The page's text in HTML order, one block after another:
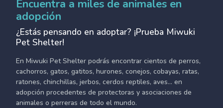
Encuentra a miles de animales en
adopción
¿Estás pensando en adoptar? ¡Prueba Miwuki
Pet Shelter!
En Miwuki Pet Shelter podrás encontrar cientos de perros,
cachorros, gatos, gatitos, hurones, conejos, cobayas, ratas,
ratones, chinchillas, jerbos, cerdos reptiles, aves... en
adopción procedentes de protectoras y asociaciones de
animales o perreras de todo el mundo.